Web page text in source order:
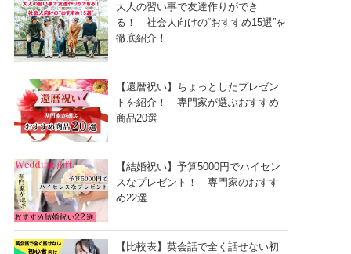
大人の習い事で友達作りができ
る！ 社会人向けの“おすすめ15選”を
徹底紹介！
【還暦祝い】ちょっとしたプレゼン
トを紹介！ 専門家が選ぶおすすめ
商品20選
【結婚祝い】予算5000円でハイセン
スなプレゼント！ 専門家のおすす
め22選
【比較表】英会話で全く話せない初